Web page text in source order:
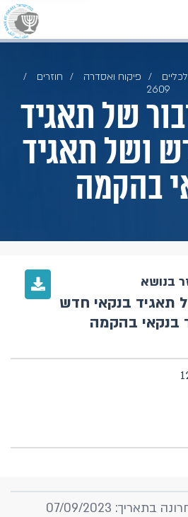
פיקוח ואסדרה
חוזרים
2609
של תאגיד
ושל תאגיד
בהקמה
בנושא
תאגיד בנקאי חדש
בנקאי בהקמה
07/09/2023